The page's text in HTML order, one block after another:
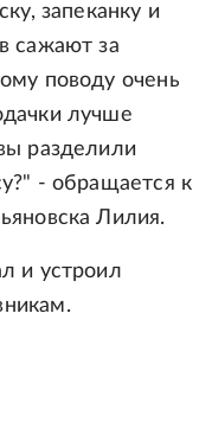
запеканку и
сажают за
поводу очень
лучше
разделили
- обращается к
Лилия.
и устроил